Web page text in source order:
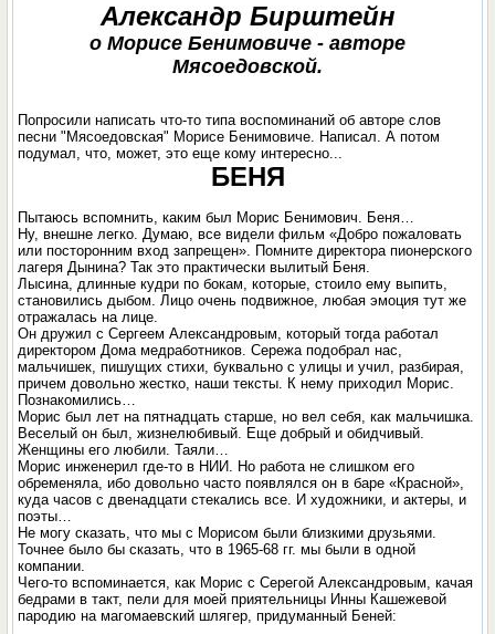
Александр Бирштейн
о Морисе Бенимовиче - авторе
Мясоедовской.
Попросили написать что-то типа воспоминаний об авторе слов
песни "Мясоедовская" Морисе Бенимовиче. Написал. А потом
подумал, что, может, это еще кому интересно...
БЕНЯ
Пытаюсь вспомнить, каким был Морис Бенимович. Беня…
Ну, внешне легко. Думаю, все видели фильм «Добро пожаловать
или посторонним вход запрещен». Помните директора пионерского
лагеря Дынина? Так это практически вылитый Беня.
Лысина, длинные кудри по бокам, которые, стоило ему выпить,
становились дыбом. Лицо очень подвижное, любая эмоция тут же
отражалась на лице.
Он дружил с Сергеем Александровым, который тогда работал
директором Дома медработников. Сережа подобрал нас,
мальчишек, пишущих стихи, буквально с улицы и учил, разбирая,
причем довольно жестко, наши тексты. К нему приходил Морис.
Познакомились…
Морис был лет на пятнадцать старше, но вел себя, как мальчишка.
Веселый он был, жизнелюбивый. Еще добрый и обидчивый.
Женщины его любили. Таяли…
Морис инженерил где-то в НИИ. Но работа не слишком его
обременяла, ибо довольно часто появлялся он в баре «Красной»,
куда часов с двенадцати стекались все. И художники, и актеры, и
поэты…
Не могу сказать, что мы с Морисом были близкими друзьями.
Точнее было бы сказать, что в 1965-68 гг. мы были в одной
компании.
Чего-то вспоминается, как Морис с Серегой Александровым, качая
бедрами в такт, пели для моей приятельницы Инны Кашежевой
пародию на магомаевский шлягер, придуманный Беней: